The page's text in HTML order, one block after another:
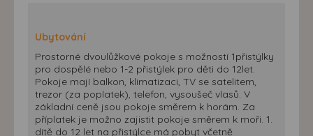
Ubytování
Prostorné dvoulůžkové pokoje s možností 1přistýlky
pro dospělé nebo 1-2 přistýlek pro děti do 12let.
Pokoje mají balkon, klimatizaci, TV se satelitem,
trezor (za poplatek), telefon, vysoušeč vlasů. V
základní ceně jsou pokoje směrem k horám. Za
příplatek je možno zajistit pokoje směrem k moři. 1.
dítě do 12 let na přistýlce má pobyt včetně